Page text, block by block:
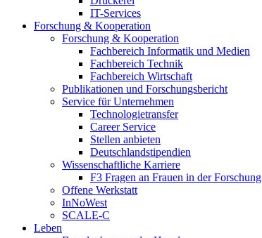
IT-Services
Forschung & Kooperation
Forschung & Kooperation
Fachbereich Informatik und Medien
Fachbereich Technik
Fachbereich Wirtschaft
Publikationen und Forschungsbericht
Service für Unternehmen
Technologietransfer
Career Service
Stellen anbieten
Deutschlandstipendien
Wissenschaftliche Karriere
F3 Fragen an Frauen in der Forschung
Offene Werkstatt
InNoWest
SCALE-C
Leben